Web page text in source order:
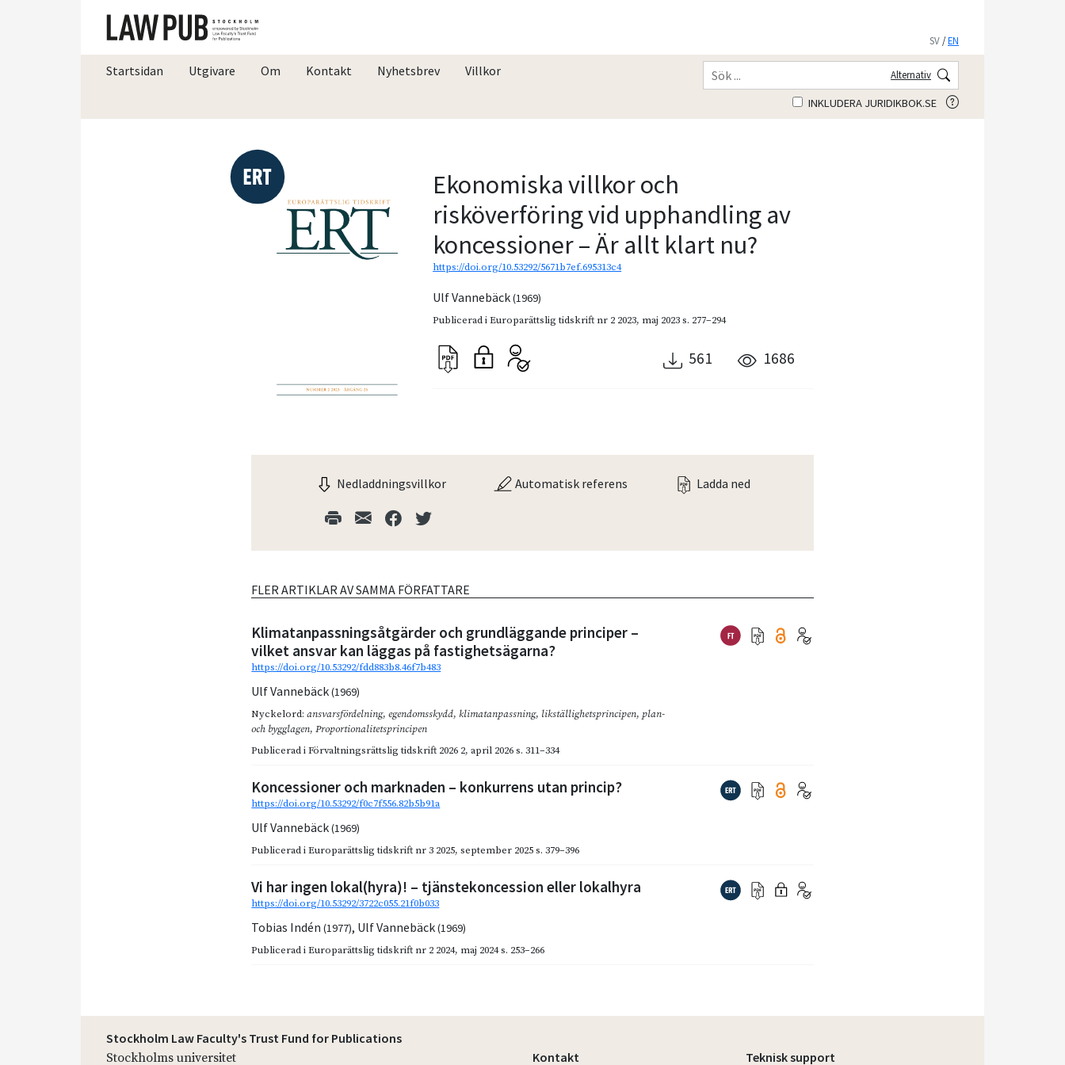
SV /EN
Startsidan Utgivare Om Kontakt Nyhetsbrev Villkor Alternativ
INKLUDERA JURIDIKBOK.SE
Ekonomiska villkor och
risköverföring vid upphandling av
koncessioner – Är allt klart nu?
https://doi.org/10.53292/5671b7ef.695313c4
Ulf Vannebäck(1969)
Publicerad iEuroparättslig tidskrift nr 2 2023, maj 2023s. 277–294
561 1686
Nedladdningsvillkor Automatisk referens Ladda ned
FLER ARTIKLAR AV SAMMA FÖRFATTARE
Klimatanpassningsåtgärder och grundläggande principer –
vilket ansvar kan läggas på fastighetsägarna?
https://doi.org/10.53292/fdd883b8.46f7b483
Ulf Vannebäck(1969)
Nyckelord:ansvarsfördelning,egendomsskydd,klimatanpassning, likställighetsprincipen,plan-
och bygglagen,Proportionalitetsprincipen
Publicerad iFörvaltningsrättslig tidskrift 2026 2,april 2026 s. 311–334
Koncessioner och marknaden – konkurrens utan princip?
https://doi.org/10.53292/f0c7f556.82b5b91a
Ulf Vannebäck(1969)
Publicerad iEuroparättslig tidskrift nr 3 2025,september 2025 s. 379–396
Vi har ingen lokal(hyra)! – tjänstekoncession eller lokalhyra
https://doi.org/10.53292/3722c055.21f0b033
Tobias Indén(1977), Ulf Vannebäck(1969)
Publicerad iEuroparättslig tidskrift nr 2 2024, maj 2024s. 253–266
Stockholm Law Faculty's Trust Fund for Publications
Stockholms universitet
Kontakt Teknisk support